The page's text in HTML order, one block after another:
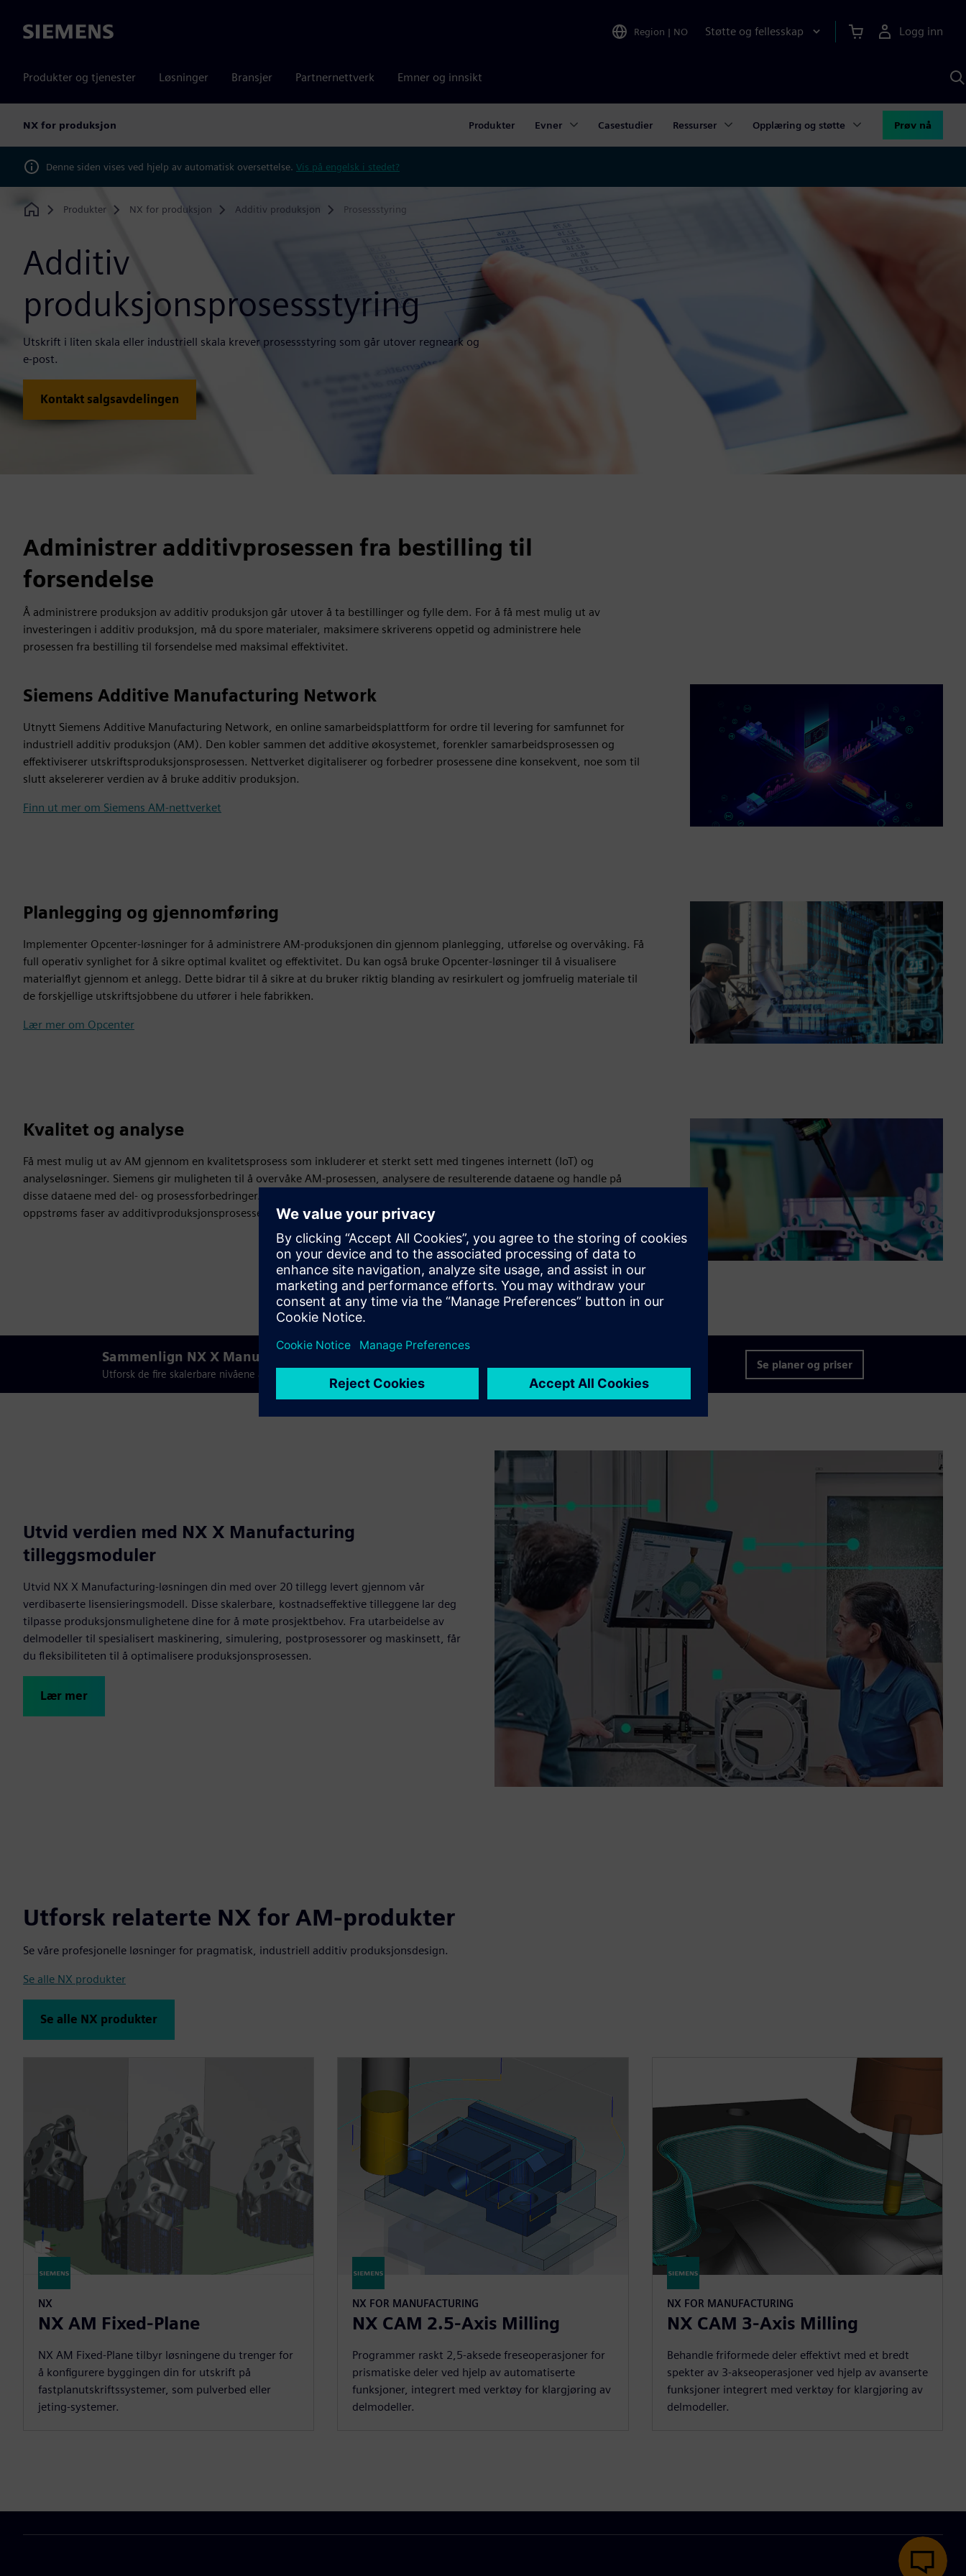
Siemens Region | NO Støtte og fellesskap Logg inn
Produkter og tjenester Løsninger Bransjer Partnernettverk Emner og innsikt
NX for produksjon Produkter Evner Casestudier Ressurser Opplæring og støtte Prøv nå
Denne siden vises ved hjelp av automatisk oversettelse. Vis på engelsk i stedet?
Home
Produkter NX for produksjon Additiv produksjon Prosessstyring
Additiv
produksjonsprosessstyring
Utskrift i liten skala eller industriell skala krever prosessstyring som går utover regneark og
e-post.
Kontakt salgsavdelingen
Administrer additivprosessen fra bestilling til
forsendelse
Å administrere produksjon av additiv produksjon går utover å ta bestillinger og fylle dem. For å få mest mulig ut av
investeringen i additiv produksjon, må du spore materialer, maksimere skriverens oppetid og administrere hele
prosessen fra bestilling til forsendelse med maksimal effektivitet.
Siemens Additive Manufacturing Network
Utnytt Siemens Additive Manufacturing Network, en online samarbeidsplattform for ordre til levering for samfunnet for
industriell additiv produksjon (AM). Den kobler sammen det additive økosystemet, forenkler samarbeidsprosessen og
effektiviserer utskriftsproduksjonsprosessen. Nettverket digitaliserer og forbedrer prosessene dine konsekvent, noe som til
slutt akselererer verdien av å bruke additiv produksjon.
Finn ut mer om Siemens AM-nettverket
Planlegging og gjennomføring
Implementer Opcenter-løsninger for å administrere AM-produksjonen din gjennom planlegging, utførelse og overvåking. Få
full operativ synlighet for å sikre optimal kvalitet og effektivitet. Du kan også bruke Opcenter-løsninger til å visualisere
materialflyt gjennom et anlegg. Dette bidrar til å sikre at du bruker riktig blanding av resirkulert og jomfruelig materiale til
de forskjellige utskriftsjobbene du utfører i hele fabrikken.
Lær mer om Opcenter
Kvalitet og analyse
Få mest mulig ut av AM gjennom en kvalitetsprosess som inkluderer et sterkt sett med tingenes internett (IoT) og
analyseløsninger. Siemens gir muligheten til å overvåke AM-prosessen, analysere de resulterende dataene og handle på
disse dataene med del- og prosessforbedringer. Denne lukkede tilbakemeldingssløyfen lar deg gi innsikt tilbake til
oppstrøms faser av additivproduksjonsprosessen, og optimaliserer neste generasjons innovasjon.
Sammenlign NX X Manufacturing-løsninger
Utforsk de fire skalerbare nivåene av NX X Manufacturing-løsninger: Essentials, Standard, Advanced og Premium
Se planer og priser
Utvid verdien med NX X Manufacturing
tilleggsmoduler
Utvid NX X Manufacturing-løsningen din med over 20 tillegg levert gjennom vår
verdibaserte lisensieringsmodell. Disse skalerbare, kostnadseffektive tilleggene lar deg
tilpasse produksjonsmulighetene dine for å møte prosjektbehov. Fra utarbeidelse av
delmodeller til spesialisert maskinering, simulering, postprosessorer og maskinsett, får
du fleksibiliteten til å optimalisere produksjonsprosessen.
Lær mer
Utforsk relaterte NX for AM-produkter
Se våre profesjonelle løsninger for pragmatisk, industriell additiv produksjonsdesign.
Se alle NX produkter
Se alle NX produkter
NX
NX AM Fixed-Plane
NX AM Fixed-Plane tilbyr løsningene du trenger for
å konfigurere byggingen din for utskrift på
fastplanutskriftssystemer, som pulverbed eller
jeting-systemer.
NX FOR MANUFACTURING
NX CAM 2.5-Axis Milling
Programmer raskt 2,5-aksede freseoperasjoner for
prismatiske deler ved hjelp av automatiserte
funksjoner, integrert med verktøy for klargjøring av
delmodeller.
NX FOR MANUFACTURING
NX CAM 3-Axis Milling
Behandle friformede deler effektivt med et bredt
spekter av 3-akseoperasjoner ved hjelp av avanserte
funksjoner integrert med verktøy for klargjøring av
delmodeller.